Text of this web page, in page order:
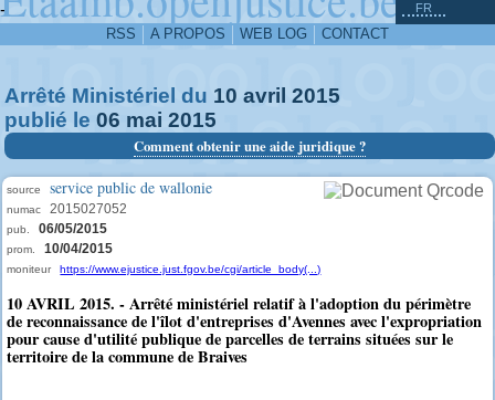
-
RSS A PROPOS WEB LOG CONTACT
FR
Arrêté Ministériel du 10 avril 2015
publié le 06 mai 2015
Comment obtenir une aide juridique ?
source service public de wallonie
numac 2015027052
pub. 06/05/2015
prom. 10/04/2015
moniteur https://www.ejustice.just.fgov.be/cgi/article_body(...)
10 AVRIL 2015. - Arrêté ministériel relatif à l'adoption du périmètre
de reconnaissance de l'îlot d'entreprises d'Avennes avec l'expropriation
pour cause d'utilité publique de parcelles de terrains situées sur le
territoire de la commune de Braives
^